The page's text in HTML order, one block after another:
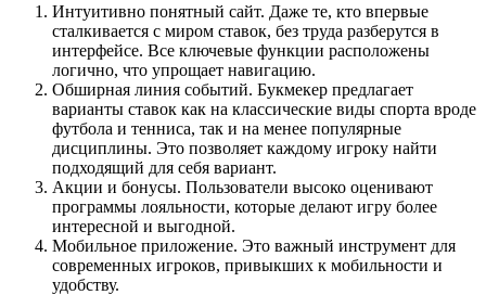
Интуитивно понятный сайт. Даже те, кто впервые
сталкивается с миром ставок, без труда разберутся в
интерфейсе. Все ключевые функции расположены
логично, что упрощает навигацию.
Обширная линия событий. Букмекер предлагает
варианты ставок как на классические виды спорта вроде
футбола и тенниса, так и на менее популярные
дисциплины. Это позволяет каждому игроку найти
подходящий для себя вариант.
Акции и бонусы. Пользователи высоко оценивают
программы лояльности, которые делают игру более
интересной и выгодной.
Мобильное приложение. Это важный инструмент для
современных игроков, привыкших к мобильности и
удобству.